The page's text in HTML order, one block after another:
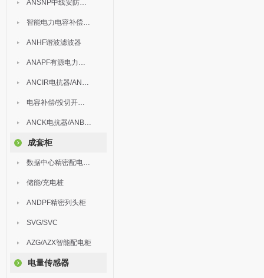
ANSNP中线安防保护器
智能电力电容补偿装置
ANHF谐波滤波器
ANAPF有源电力滤波器
ANCIR电抗器/ANHPD300谐波保护器
电容补偿/投切开关/ARC
ANCK电抗器/ANBSMJ自愈式低压并联电容器
成套柜
数据中心精密配电监控装置
储能/充电桩
ANDPF精密列头柜
SVG/SVC
AZG/AZX智能配电柜
电量传感器